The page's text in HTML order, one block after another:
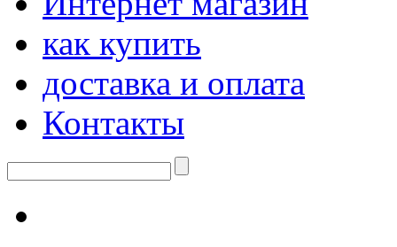
как купить
доставка и оплата
Контакты